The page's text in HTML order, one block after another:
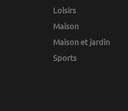
Loisirs
Maison
Maison et jardin
Sports